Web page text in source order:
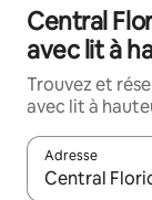
Central
avec lit à
Trouvez et
avec lit à
Adresse
Lorsque les